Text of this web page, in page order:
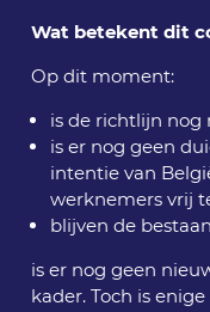
Wat betekent dit
Op dit moment:
is de richtlijn nog
is er nog geen
intentie van
werknemers vrij
blijven de
is er nog geen
kader. Toch is